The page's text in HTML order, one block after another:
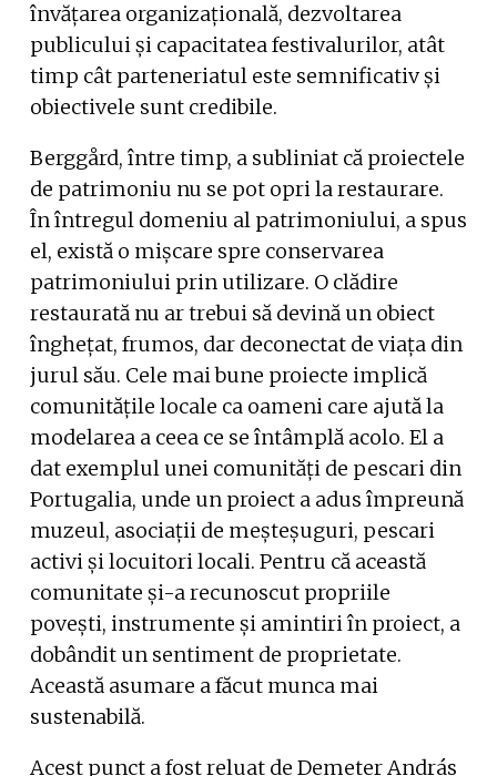
învățarea organizațională, dezvoltarea
publicului și capacitatea festivalurilor, atât
timp cât parteneriatul este semnificativ și
obiectivele sunt credibile.
Berggård, între timp, a subliniat că proiectele
de patrimoniu nu se pot opri la restaurare.
În întregul domeniu al patrimoniului, a spus
el, există o mișcare spre conservarea
patrimoniului prin utilizare. O clădire
restaurată nu ar trebui să devină un obiect
înghețat, frumos, dar deconectat de viața din
jurul său. Cele mai bune proiecte implică
comunitățile locale ca oameni care ajută la
modelarea a ceea ce se întâmplă acolo. El a
dat exemplul unei comunități de pescari din
Portugalia, unde un proiect a adus împreună
muzeul, asociații de meșteșuguri, pescari
activi și locuitori locali. Pentru că această
comunitate și-a recunoscut propriile
povești, instrumente și amintiri în proiect, a
dobândit un sentiment de proprietate.
Această asumare a făcut munca mai
sustenabilă.
Acest punct a fost reluat de Demeter András